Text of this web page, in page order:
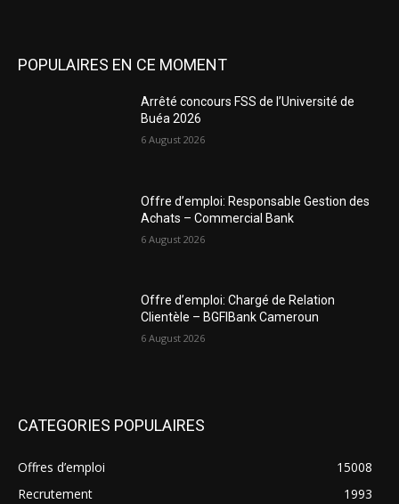
POPULAIRES EN CE MOMENT
Arrêté concours FSS de l’Université de
Buéa 2026
6 August 2026
Offre d’emploi: Responsable Gestion des
Achats – Commercial Bank
6 August 2026
Offre d’emploi: Chargé de Relation
Clientèle – BGFIBank Cameroun
6 August 2026
CATEGORIES POPULAIRES
Offres d’emploi
15008
Recrutement
1993